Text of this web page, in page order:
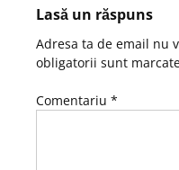
Lasă un răspuns
Adresa ta de email nu
obligatorii sunt
Comentariu *